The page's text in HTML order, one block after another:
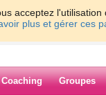
acceptez
plus et gérer ces
Coaching Groupes